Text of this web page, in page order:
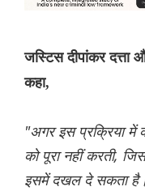
जस्टिस दीपांकर दत्ता
कहा,
"अगर इस प्रक्रिया में
को पूरा नहीं करती,
इसमें दखल दे सकता